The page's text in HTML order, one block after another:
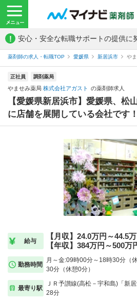
! 安心・安全な転職サポートの提供に
薬剤師の求人・転職TOP 愛媛県 新居浜市 や
正社員 調剤薬局
やませみ薬局 株式会社アガスト の薬剤師求人
【愛媛県新居浜市】愛媛県、松
に店舗を展開している会社です！
給与
【月収】24.0万円～44.5
【年収】384万円～500万
勤務時間
月～金:09時00分～18時30分（
30分（休憩0分）
最寄り駅
ＪＲ予讃線(高松－宇和島)「新
28分